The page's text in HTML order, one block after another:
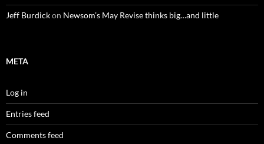
Jeff Burdickon Newsom’s May Revise thinks big…and little
META
Log in
Entries feed
Comments feed